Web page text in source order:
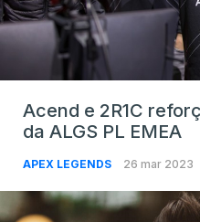
Acend e 2R1C
da ALGS PL EMEA
APEX LEGENDS 26 mar 2023